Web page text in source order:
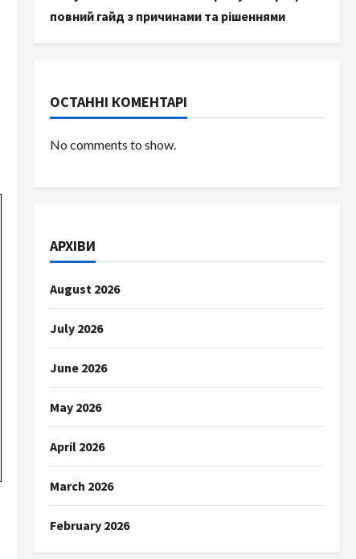
повний гайд з причинами та рішеннями
ОСТАННІ КОМЕНТАРІ
No comments to show.
АРХІВИ
August 2026
July 2026
June 2026
May 2026
April 2026
March 2026
February 2026